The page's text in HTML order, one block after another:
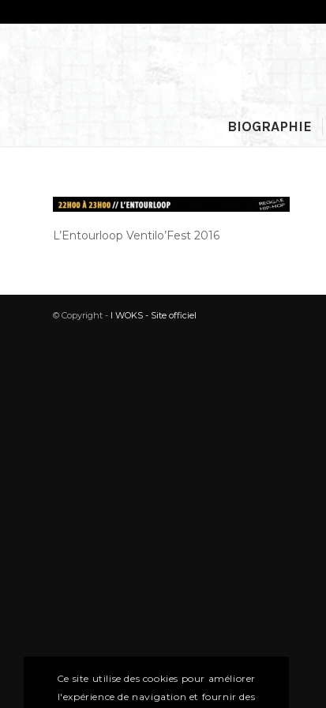
BIOGRAPHIE
L’Entourloop Ventilo’Fest 2016
© Copyright - I WOKS - Site officiel
Ce site utilise des cookies pour améliorer
l'expérience de navigation et fournir des